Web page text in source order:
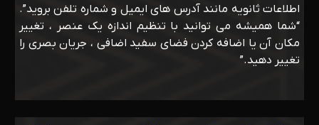
اطلاعات ثانویه مانند آدرس های ایمیل و شماره تلفن بروید”.
“شما همیشه می توانید با تنظیم اندازه یک عنصر ، تغییر
مکان آن یا اضافه کردن فضای سفید اضافی ، جریان بصری را
تغییر دهید.”